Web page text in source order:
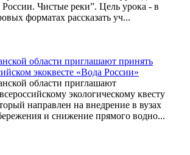
Чистые реки”. Цель урока - в
форматах рассказать уч...
области приглашают принять
экоквесте «Вода России»
области приглашают
экологическому квесту
направлен на внедрение в вузах
и снижение прямого водно...